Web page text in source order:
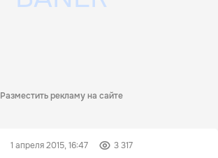
Разместить рекламу на сайте
1 апреля 2015, 16:47 3 317